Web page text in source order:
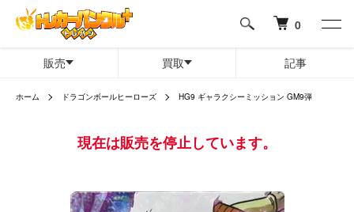
0
販売 買取 記事
ホーム ドラゴンボールヒーローズ HG9 ギャラクシーミッション GM9弾
現在は販売を停止しています。